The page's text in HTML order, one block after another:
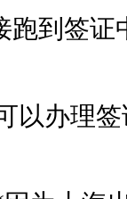
跑到签证
以办理